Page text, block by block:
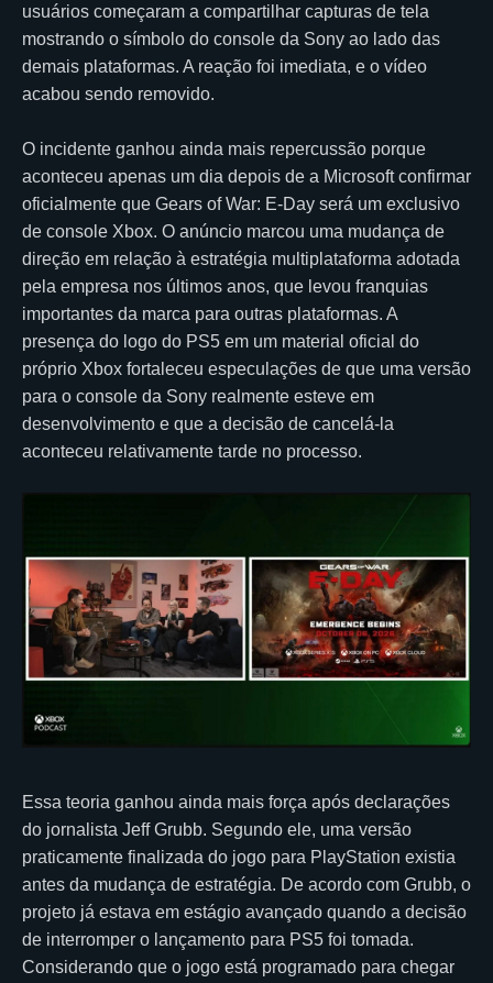
usuários começaram a compartilhar capturas de tela
mostrando o símbolo do console da Sony ao lado das
demais plataformas. A reação foi imediata, e o vídeo
acabou sendo removido.
O incidente ganhou ainda mais repercussão porque
aconteceu apenas um dia depois de a Microsoft confirmar
oficialmente que Gears of War: E-Day será um exclusivo
de console Xbox. O anúncio marcou uma mudança de
direção em relação à estratégia multiplataforma adotada
pela empresa nos últimos anos, que levou franquias
importantes da marca para outras plataformas. A
presença do logo do PS5 em um material oficial do
próprio Xbox fortaleceu especulações de que uma versão
para o console da Sony realmente esteve em
desenvolvimento e que a decisão de cancelá-la
aconteceu relativamente tarde no processo.
Essa teoria ganhou ainda mais força após declarações
do jornalista Jeff Grubb. Segundo ele, uma versão
praticamente finalizada do jogo para PlayStation existia
antes da mudança de estratégia. De acordo com Grubb, o
projeto já estava em estágio avançado quando a decisão
de interromper o lançamento para PS5 foi tomada.
Considerando que o jogo está programado para chegar